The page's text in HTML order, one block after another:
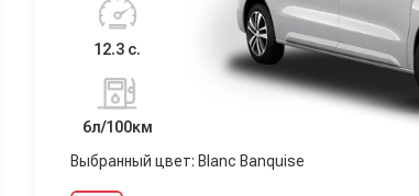
12.3 с.
6л/100км
Выбранный цвет: Blanc Banquise